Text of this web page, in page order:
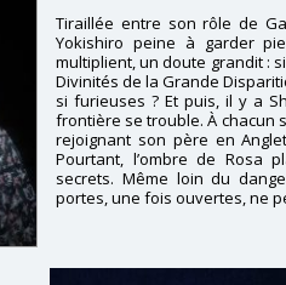
Tiraillée entre son rôle de
Yokishiro peine à garder
multiplient, un doute grandit :
Divinités de la Grande
si furieuses ? Et puis, il y a
frontière se trouble. À chacun
rejoignant son père en
Pourtant, l’ombre de Rosa
secrets. Même loin du
portes, une fois ouvertes, ne